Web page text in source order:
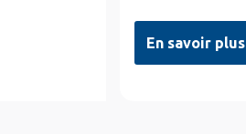
En savoir plus